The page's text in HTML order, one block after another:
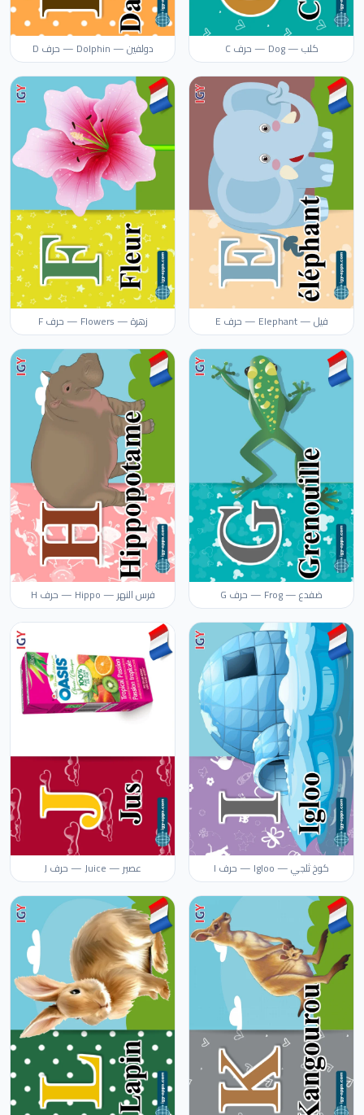
كلب — Dog — حرف C دولفين — Dolphin — حرف D
فيل — Elephant — حرف E زهرة — Flowers — حرف F
ضفدع — Frog — حرف G فرس النهر — Hippo — حرف H
كوخ ثلجي — Igloo — حرف I عصير — Juice — حرف J